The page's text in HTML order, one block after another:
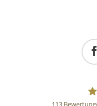
113